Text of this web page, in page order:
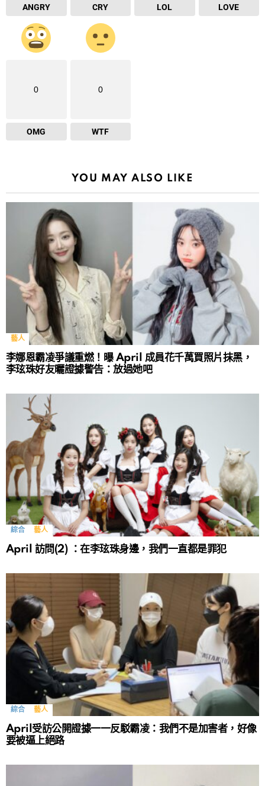
ANGRY CRY LOL LOVE
0
OMG
0
WTF
YOU MAY ALSO LIKE
藝人
李娜恩霸凌爭議重燃！曝 April 成員花千萬買照片抹黑，
李玹珠好友曬證據警告：放過她吧
綜合 藝人
April 訪問(2) ：在李玹珠身邊，我們一直都是罪犯
綜合 藝人
April受訪公開證據一一反駁霸凌：我們不是加害者，好像
要被逼上絕路